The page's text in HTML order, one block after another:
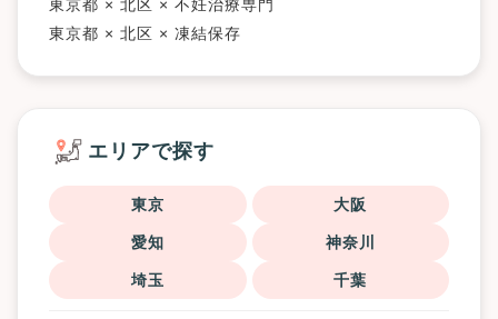
東京都 × 北区 × 不妊治療専門
東京都 × 北区 × 凍結保存
エリアで探す
東京 大阪
愛知 神奈川
埼玉 千葉